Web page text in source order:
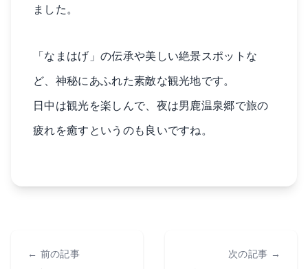
ました。
「なまはげ」の伝承や美しい絶景スポットな
ど、神秘にあふれた素敵な観光地です。
日中は観光を楽しんで、夜は男鹿温泉郷で旅の
疲れを癒すというのも良いですね。
← 前の記事 次の記事 →